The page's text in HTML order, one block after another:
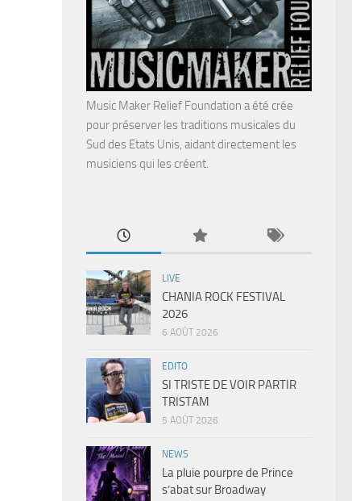
Music Maker Relief Foundation a été crée
pour préserver les traditions musicales du
Sud des Etats Unis, aidant directement les
musiciens qui les créent.
LIVE
CHANIA ROCK FESTIVAL
2026
6 AOÛT 2026
EDITO
SI TRISTE DE VOIR PARTIR
TRISTAM
5 AOÛT 2026
NEWS
La pluie pourpre de Prince
s’abat sur Broadway